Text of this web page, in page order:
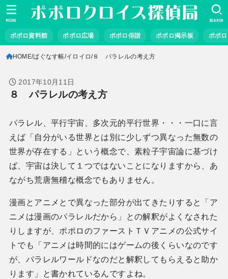
ポポロ資料館 ポポロ広場 ポポロ俳諧 ポポロ掲示板 ポポ
SEARCH
MENU
HOME ぱぐなす帳 イロイロ ８ パラレルの考え方
2017年10月11日
８ パラレルの考え方
パラレル、平行宇宙、多次元的平行世界・・・一口に言
えば「自分がいる世界とは別に少しずつ異なった無数の
世界が存在する」という概念で、素粒子宇宙論に基づけ
ば、宇宙は決して１つではないことになりますから、あ
ながち荒唐無稽な概念でもありません。
漫画とアニメとで異なった部分が出てきたりすると「ア
ニメは漫画のパラレルだから」との解釈がよくなされた
りしますが、ポポロのファーストＴＶアニメの公式サイ
トでも「アニメは時間的にはゲームの後くらいなのです
が、パラレルワールドなのだと解釈してもらえると助か
ります」と書かれているんですよね。